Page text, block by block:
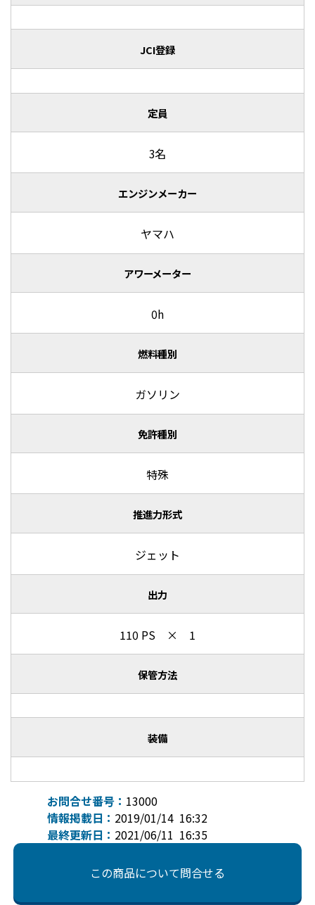
JCI登録
定員
3名
エンジンメーカー
ヤマハ
アワーメーター
0h
燃料種別
ガソリン
免許種別
特殊
推進力形式
ジェット
出力
110 PS × 1
保管方法
装備
お問合せ番号： 13000
情報掲載日： 2019/01/14 16:32
最終更新日： 2021/06/11 16:35
この商品について問合せる